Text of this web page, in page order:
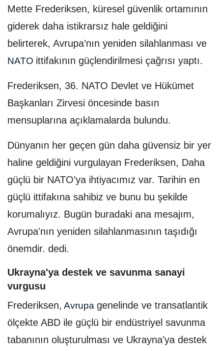
Mette Frederiksen, küresel güvenlik ortamının
giderek daha istikrarsız hale geldiğini
belirterek, Avrupa’nın yeniden silahlanması ve
NATO ittifakının güçlendirilmesi çağrısı yaptı.
Frederiksen, 36.⁠ NATO Devlet ve Hükümet
Başkanları Zirvesi öncesinde basın
mensuplarına açıklamalarda bulundu.
Dünyanın her geçen gün daha güvensiz bir yer
haline geldiğini vurgulayan Frederiksen, Daha
güçlü bir NATO’ya ihtiyacımız var. Tarihin en
güçlü ittifakına sahibiz ve bunu bu şekilde
korumalıyız. Bugün buradaki ana mesajım,
Avrupa'nın yeniden silahlanmasının taşıdığı
önemdir. dedi.
Ukrayna'ya destek ve savunma sanayi
vurgusu
Frederiksen, Avrupa genelinde ve transatlantik
ölçekte ABD ile güçlü bir endüstriyel savunma
tabanının oluşturulması ve Ukrayna'ya destek